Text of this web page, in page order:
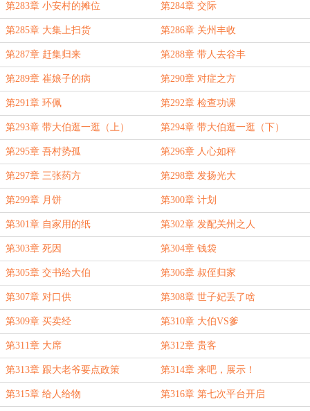
第283章 小安村的摊位 第284章 交际
第285章 大集上扫货 第286章 关州丰收
第287章 赶集归来 第288章 带人去谷丰
第289章 崔娘子的病 第290章 对症之方
第291章 环佩 第292章 检查功课
第293章 带大伯逛一逛（上） 第294章 带大伯逛一逛（下）
第295章 吾村势孤 第296章 人心如秤
第297章 三张药方 第298章 发扬光大
第299章 月饼 第300章 计划
第301章 自家用的纸 第302章 发配关州之人
第303章 死因 第304章 钱袋
第305章 交书给大伯 第306章 叔侄归家
第307章 对口供 第308章 世子妃丢了啥
第309章 买卖经 第310章 大伯VS爹
第311章 大席 第312章 贵客
第313章 跟大老爷要点政策 第314章 来吧，展示！
第315章 给人给物 第316章 第七次平台开启